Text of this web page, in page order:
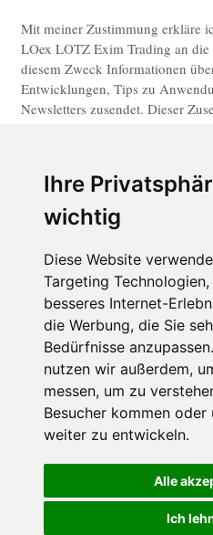
Ihre
wichtig
Diese Website
Targeting
besseres Internet-
die Werbung, die Sie
Bedürfnisse
nutzen wir außerdem,
messen, um zu
Besucher kommen oder
weiter zu entwickeln.
Alle
Ich
Mit meiner Zustimmung erkläre
LOex LOTZ Exim Trading an die
diesem Zweck Informationen
Entwicklungen, Tips zu
Newsletters zusendet. Dieser
die von mir genannte und in
emailadresse widerrufen. Nach
der Versand an die von mir dazu
Navigation
überspringen
Sitemap AGB Datenschutz
Aktuelles und Informationen im
Hier abonnieren:
LOex LOTZ Exim